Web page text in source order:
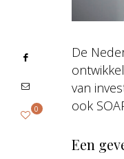
De
van
ook
Een
0